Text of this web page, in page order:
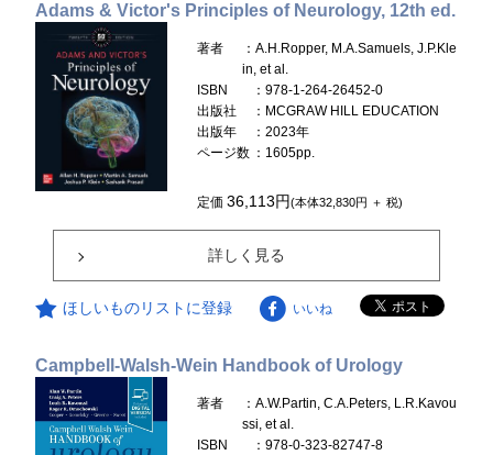
Adams & Victor's Principles of Neurology, 12th ed.
著者
：A.H.Ropper, M.A.Samuels, J.P.Kle
in, et al.
ISBN
：978-1-264-26452-0
出版社
：MCGRAW HILL EDUCATION
出版年
：2023年
ページ数 ：1605pp.
定価36,113円(本体32,830円 ＋ 税)
詳しく見る
ほしいものリストに登録 いいね
Campbell-Walsh-Wein Handbook of Urology
著者
：A.W.Partin, C.A.Peters, L.R.Kavou
ssi, et al.
ISBN
：978-0-323-82747-8